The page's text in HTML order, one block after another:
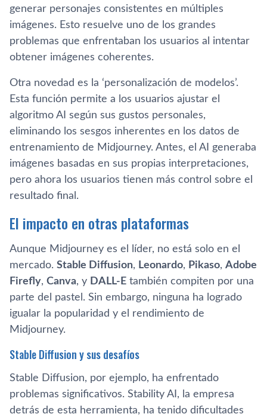
generar personajes consistentes en múltiples
imágenes. Esto resuelve uno de los grandes
problemas que enfrentaban los usuarios al intentar
obtener imágenes coherentes.
Otra novedad es la ‘personalización de modelos’.
Esta función permite a los usuarios ajustar el
algoritmo AI según sus gustos personales,
eliminando los sesgos inherentes en los datos de
entrenamiento de Midjourney. Antes, el AI generaba
imágenes basadas en sus propias interpretaciones,
pero ahora los usuarios tienen más control sobre el
resultado final.
El impacto en otras plataformas
Aunque Midjourney es el líder, no está solo en el
mercado. Stable Diffusion, Leonardo, Pikaso, Adobe
Firefly, Canva, y DALL-E también compiten por una
parte del pastel. Sin embargo, ninguna ha logrado
igualar la popularidad y el rendimiento de
Midjourney.
Stable Diffusion y sus desafíos
Stable Diffusion, por ejemplo, ha enfrentado
problemas significativos. Stability AI, la empresa
detrás de esta herramienta, ha tenido dificultades